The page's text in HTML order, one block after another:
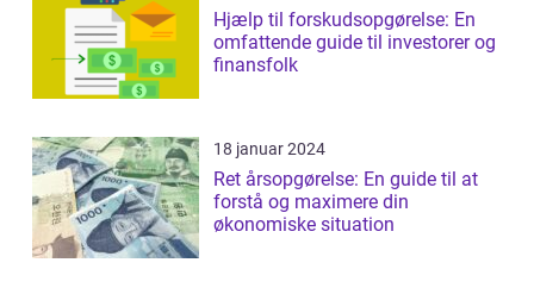
Hjælp til forskudsopgørelse: En
omfattende guide til investorer og
finansfolk
18 januar 2024
Ret årsopgørelse: En guide til at
forstå og maximere din
økonomiske situation